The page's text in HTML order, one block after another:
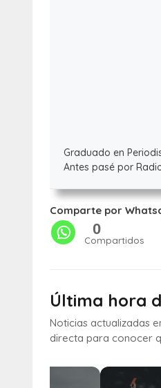
Graduado en
Antes pasé por
Comparte por
0
Compartidos
Última hora
Noticias actualizadas
directa para conocer